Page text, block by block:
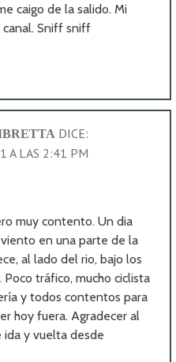
caigo de la salido. Mi
Sniff sniff
DICE:
A LAS 2:41 PM
muy contento. Un dia
en una parte de la
al lado del rio, bajo los
Poco tráfico, mucho ciclista
y todos contentos para
hoy fuera. Agradecer al
ida y vuelta desde